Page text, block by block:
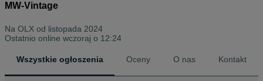
MW-Vintage
Na OLX od listopada 2024
Ostatnio online wczoraj o 12:24
Wszystkie ogłoszenia Oceny O nas Kontakt